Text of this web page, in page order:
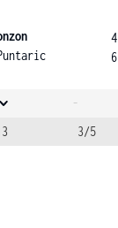
4
6
-
3/5